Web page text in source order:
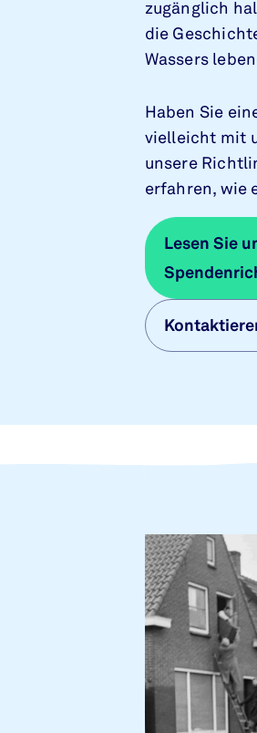
zugänglich
die
Wassers
Haben Sie
vielleicht mit
unsere
erfahren, wie
Lesen Sie
Lesen Sie